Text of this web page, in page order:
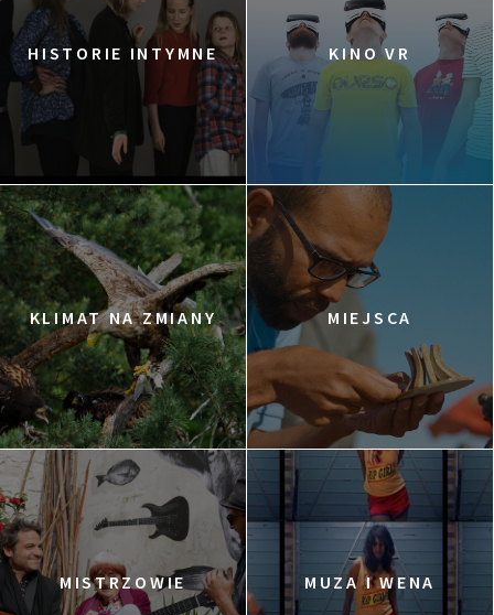
HISTORIE INTYMNE KINO VR
KLIMAT NA ZMIANY MIEJSCA
MISTRZOWIE MUZA I WENA